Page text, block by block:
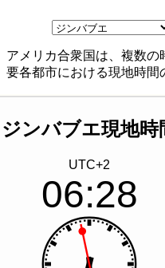
アメリカ合衆国は、複数
要各都市における現地時間
ジンバブエ現地時
UTC+2
06:28